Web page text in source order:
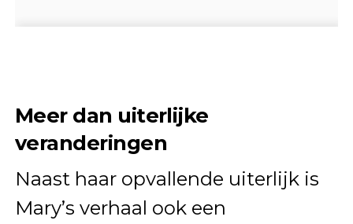
Meer dan uiterlijke
veranderingen
Naast haar opvallende uiterlijk is
Mary’s verhaal ook een